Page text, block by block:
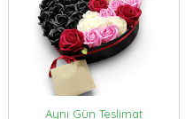
Aynı Gün Teslimat